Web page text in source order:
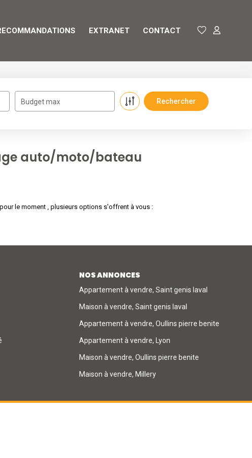
EXTRANET CONTACT
Budget max
auto/moto/bateau
le moment , plusieurs options s'offrent à vous :
NOS ANNONCES
Appartement à vendre, Saint genis laval
Maison à vendre, Saint genis laval
Appartement à vendre, Oullins pierre benite
Appartement à vendre, Lyon
Maison à vendre, Oullins pierre benite
Maison à vendre, Millery